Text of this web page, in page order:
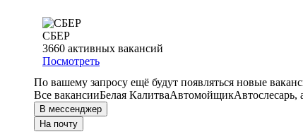
СБЕР
3660 активных вакансий
Посмотреть
По вашему запросу ещё будут появляться новые
Все вакансииБелая КалитваАвтомойщикАвтослесарь,
В мессенджер
На почту